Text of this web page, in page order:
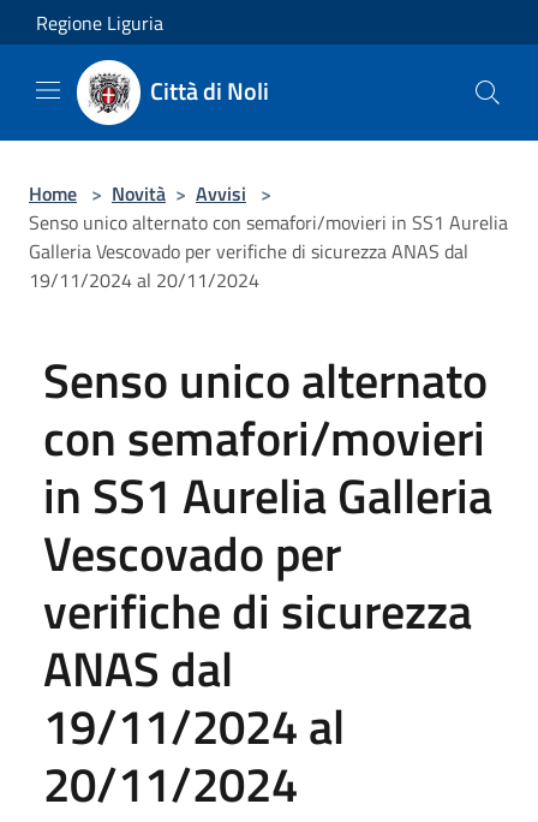
Salta al contenuto principale
Regione Liguria
Città di Noli
Home > Novità > Avvisi >
Senso unico alternato con semafori/movieri in SS1 Aurelia
Galleria Vescovado per verifiche di sicurezza ANAS dal
19/11/2024 al 20/11/2024
Senso unico alternato
con semafori/movieri
in SS1 Aurelia Galleria
Vescovado per
verifiche di sicurezza
ANAS dal
19/11/2024 al
20/11/2024